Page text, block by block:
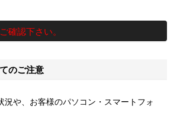
確認下さい。
のご注意
況や、お客様のパソコン・スマートフォ